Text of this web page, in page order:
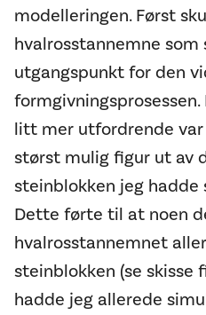
modelleringen. Først
hvalrosstannemne
utgangspunkt for den
litt mer utfordrende
størst mulig figur ut av
steinblokken jeg hadde
Dette førte til at noen
hvalrosstannemnet
steinblokken (se skisse
hadde jeg allerede